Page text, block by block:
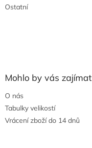
Ostatní
Mohlo by vás zajímat
O nás
Tabulky velikostí
Vrácení zboží do 14 dnů